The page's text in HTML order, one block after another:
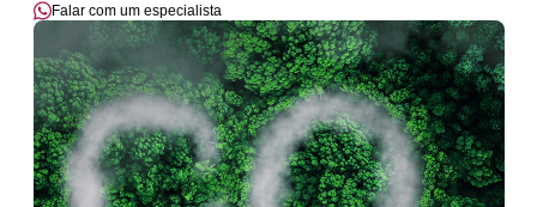
Falar com um especialista